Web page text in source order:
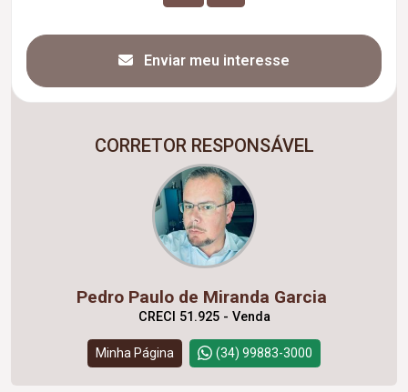
Enviar meu interesse
CORRETOR RESPONSÁVEL
Pedro Paulo de Miranda Garcia
CRECI 51.925 - Venda
Minha Página (34) 99883-3000